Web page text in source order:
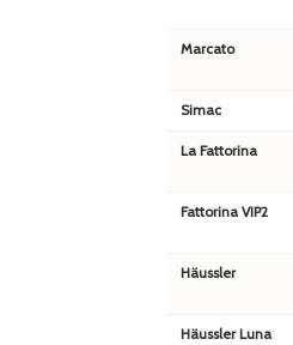
Marcato
Simac
La Fattorina
Fattorina VIP2
Häussler
Häussler Luna